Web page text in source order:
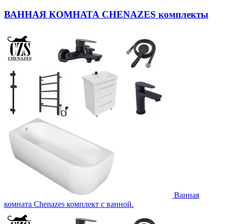
ВАННАЯ КОМНАТА CHENAZES комплекты
Ванная
комната Chenazes комплект с ванной.